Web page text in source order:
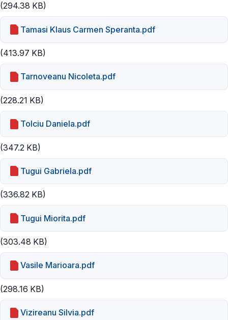
(294.38 KB)
Tamasi Klaus Carmen Speranta.pdf
(413.97 KB)
Tarnoveanu Nicoleta.pdf
(228.21 KB)
Tolciu Daniela.pdf
(347.2 KB)
Tugui Gabriela.pdf
(336.82 KB)
Tugui Miorita.pdf
(303.48 KB)
Vasile Marioara.pdf
(298.16 KB)
Vizireanu Silvia.pdf